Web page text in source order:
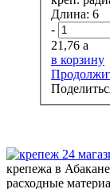
Длина: 6
-
21,76 a
в корзину
крепежа в
расходные